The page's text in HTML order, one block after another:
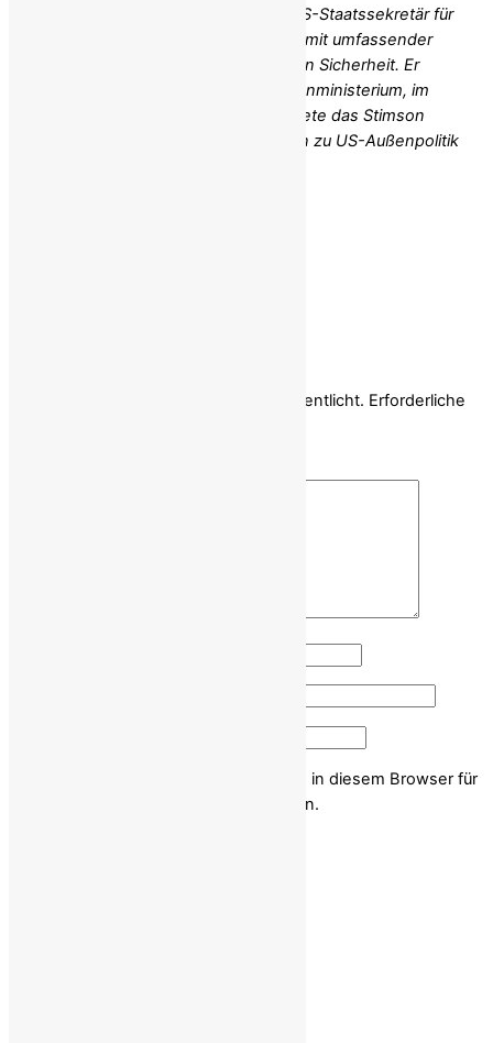
ist ehemaliger US-Staatssekretär für
politisch-militärische Angelegenheiten mit umfassender
Erfahrung im Bereich der internationalen Sicherheit. Er
bekleidete leitende Positionen im Außenministerium, im
Pentagon und im Weißen Haus und leitete das Stimson
Center. Er publiziert und berät weiterhin zu US-Außenpolitik
Deine E-Mail-Adresse wird nicht veröffentlicht. Erforderliche
Name, E-Mail-Adresse und Website in diesem Browser für
meinen nächsten Kommentar speichern.